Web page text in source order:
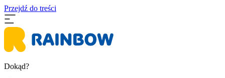
Przejdź do treści
Dokąd?